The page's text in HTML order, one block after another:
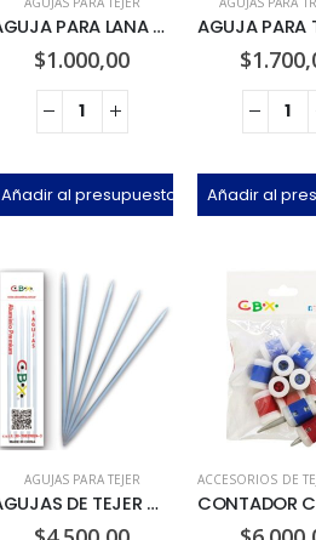
AGUJA PARA LANA SURTIDA
$1.000,00
Añadir al presupuesto
$
Añadir al
AGUJAS PARA TEJER
AGUJAS DE TEJER MEDIAS x 5u
ACCESORIOS DE